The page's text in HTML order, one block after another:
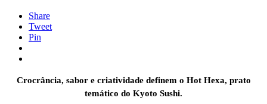
Share
Tweet
Pin
Crocrância, sabor e criatividade definem o Hot Hexa, prato
temático do Kyoto Sushi.